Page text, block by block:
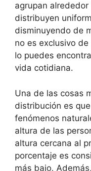
agrupan alrededor
distribuyen
disminuyendo de
no es exclusivo
lo puedes
vida cotidiana.
Una de las cosas
distribución es
fenómenos
altura de las
altura cercana al
porcentaje es
más bajo.